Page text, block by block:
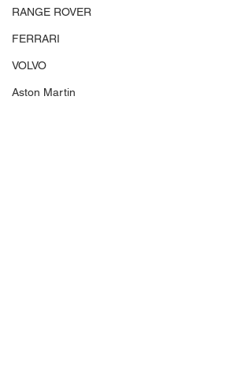
RANGE ROVER
FERRARI
VOLVO
Aston Martin